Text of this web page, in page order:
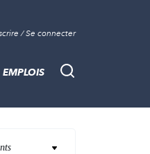
/ Se connecter
Recherche
EMPLOIS